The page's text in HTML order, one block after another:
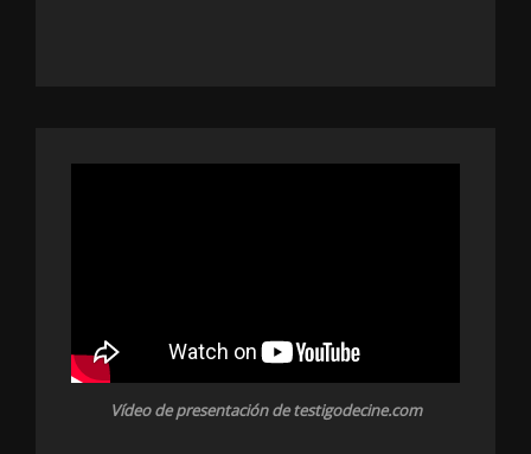
Vídeo de presentación de testigodecine.com